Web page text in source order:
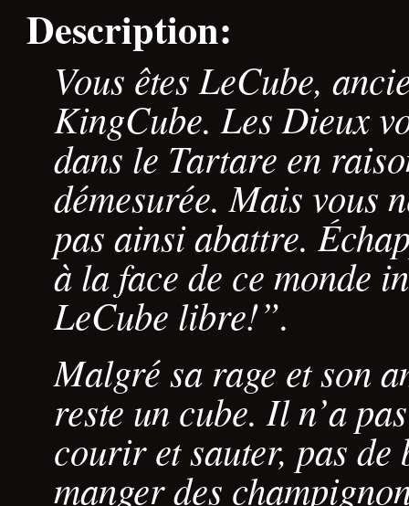
Description:
Vous êtes LeCube,
KingCube. Les Dieux
dans le Tartare en
démesurée. Mais vous
pas ainsi abattre.
à la face de ce monde
LeCube libre!”.
Malgré sa rage et son
reste un cube. Il n’a
courir et sauter, pas de
manger des